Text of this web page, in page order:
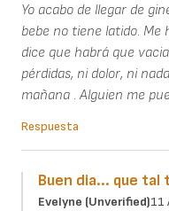
Yo acabo de llegar de
bebe no tiene latido. Me
dice que habrá que
pérdidas, ni dolor, ni
mañana . Alguien me
Respuesta
Buen dia... que tal
Evelyne (unverified)11